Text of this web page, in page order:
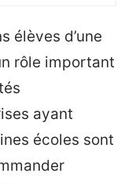
élèves d’une
rôle important
ayant
écoles sont